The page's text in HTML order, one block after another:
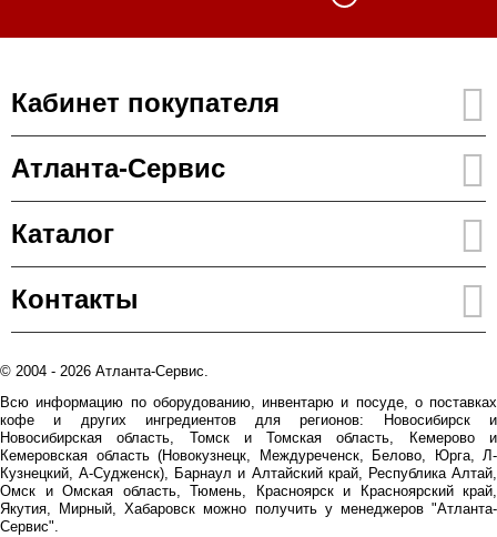
Кабинет покупателя
Атланта-Сервис
Каталог
Контакты
© 2004 - 2026 Атланта-Сервис.
Всю информацию по оборудованию, инвентарю и посуде, о поставках
кофе и других ингредиентов для регионов: Новосибирск и
Новосибирская область, Томск и Томская область, Кемерово и
Кемеровская область (Новокузнецк, Междуреченск, Белово, Юрга, Л-
Кузнецкий, А-Судженск), Барнаул и Алтайский край, Республика Алтай,
Омск и Омская область, Тюмень, Красноярск и Красноярский край,
Якутия, Мирный, Хабаровск можно получить у менеджеров "Атланта-
Сервис".